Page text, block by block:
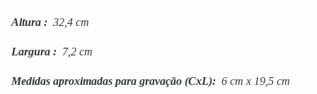
Altura : 32,4 cm
Largura : 7,2 cm
Medidas aproximadas para gravação (CxL): 6 cm x 19,5 cm